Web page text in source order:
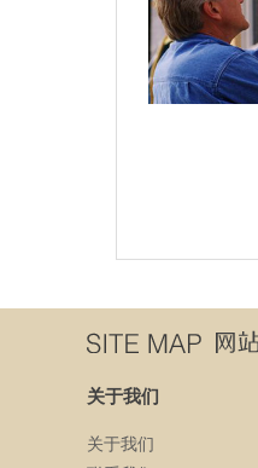
关于我们
关于我们